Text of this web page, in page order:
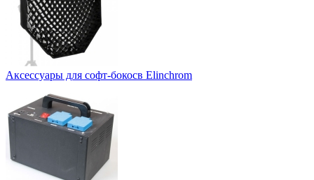
Аксессуары для софт-бокосв Elinchrom